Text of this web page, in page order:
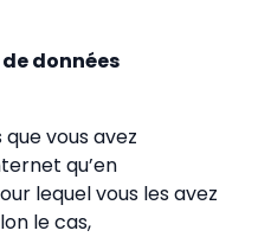
données
que vous avez
qu’en
lequel vous les avez
le cas,